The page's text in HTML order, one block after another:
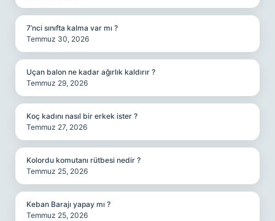
7’nci sınıfta kalma var mı ?
Temmuz 30, 2026
Uçan balon ne kadar ağırlık kaldırır ?
Temmuz 29, 2026
Koç kadını nasıl bir erkek ister ?
Temmuz 27, 2026
Kolordu komutanı rütbesi nedir ?
Temmuz 25, 2026
Keban Barajı yapay mı ?
Temmuz 25, 2026